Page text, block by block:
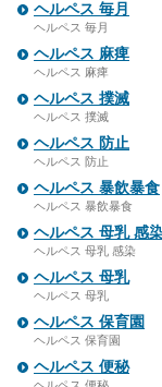
ヘルペス 毎月
ヘルペス 毎月
ヘルペス 麻痺
ヘルペス 麻痺
ヘルペス 撲滅
ヘルペス 撲滅
ヘルペス 防止
ヘルペス 防止
ヘルペス 暴飲暴食
ヘルペス 暴飲暴食
ヘルペス 母乳 感
ヘルペス 母乳 感染
ヘルペス 母乳
ヘルペス 母乳
ヘルペス 保育園
ヘルペス 保育園
ヘルペス 便秘